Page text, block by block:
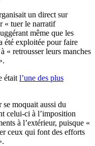
un direct sur
« tuer le narratif
même que les
été exploitée pour faire
« retrousser leurs manches
était l’une des plus
moquait aussi du
celui-ci à l’imposition
à l’extérieur, puisque «
ceux qui font des efforts